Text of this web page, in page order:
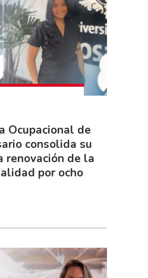
Ocupacional de
consolida su
renovación de la
por ocho